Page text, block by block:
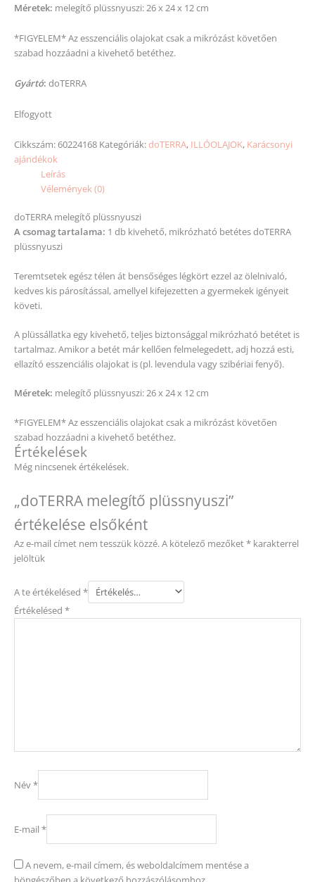
Méretek: melegítő plüssnyuszi: 26 x 24 x 12 cm
*FIGYELEM* Az esszenciális olajokat csak a mikrózást követően
szabad hozzáadni a kivehető betéthez.
Gyártó: doTERRA
Elfogyott
Cikkszám:60224168 Kategóriák:doTERRA, ILLÓOLAJOK, Karácsonyi
ajándékok
Leírás
Vélemények (0)
doTERRA melegítő plüssnyuszi
A csomag tartalama: 1 db kivehető, mikrózható betétes doTERRA
plüssnyuszi
Teremtsetek egész télen át bensőséges légkört ezzel az ölelnivaló,
kedves kis párosítással, amellyel kifejezetten a gyermekek igényeit
követi.
A plüssállatka egy kivehető, teljes biztonsággal mikrózható betétet is
tartalmaz. Amikor a betét már kellően felmelegedett, adj hozzá esti,
ellazító esszenciális olajokat is (pl. levendula vagy szibériai fenyő).
Méretek: melegítő plüssnyuszi: 26 x 24 x 12 cm
*FIGYELEM* Az esszenciális olajokat csak a mikrózást követően
szabad hozzáadni a kivehető betéthez.
Értékelések
Még nincsenek értékelések.
„doTERRA melegítő plüssnyuszi”
értékelése elsőként
Az e-mail címet nem tesszük közzé.A kötelező mezőket* karakterrel
jelöltük
A te értékelésed *
Értékelésed *
Név*
E-mail *
A nevem, e-mail címem, és weboldalcímem mentése a